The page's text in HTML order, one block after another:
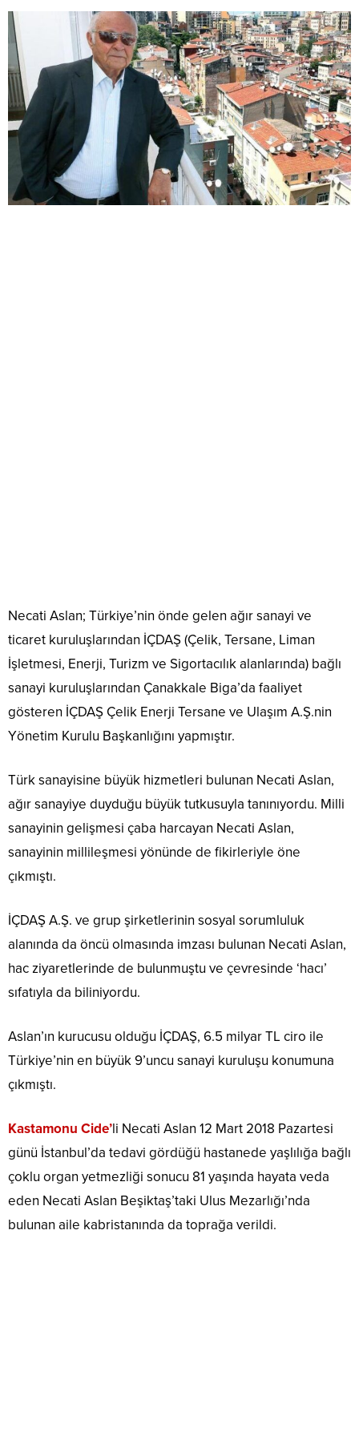
Necati Aslan; Türkiye’nin önde gelen ağır sanayi ve
ticaret kuruluşlarından İÇDAŞ (Çelik, Tersane, Liman
İşletmesi, Enerji, Turizm ve Sigortacılık alanlarında) bağlı
sanayi kuruluşlarından Çanakkale Biga’da faaliyet
gösteren İÇDAŞ Çelik Enerji Tersane ve Ulaşım A.Ş.nin
Yönetim Kurulu Başkanlığını yapmıştır.
Türk sanayisine büyük hizmetleri bulunan Necati Aslan,
ağır sanayiye duyduğu büyük tutkusuyla tanınıyordu. Milli
sanayinin gelişmesi çaba harcayan Necati Aslan,
sanayinin millileşmesi yönünde de fikirleriyle öne
çıkmıştı.
İÇDAŞ A.Ş. ve grup şirketlerinin sosyal sorumluluk
alanında da öncü olmasında imzası bulunan Necati Aslan,
hac ziyaretlerinde de bulunmuştu ve çevresinde ‘hacı’
sıfatıyla da biliniyordu.
Aslan’ın kurucusu olduğu İÇDAŞ, 6.5 milyar TL ciro ile
Türkiye’nin en büyük 9’uncu sanayi kuruluşu konumuna
çıkmıştı.
Kastamonu Cide’li Necati Aslan 12 Mart 2018 Pazartesi
günü İstanbul’da tedavi gördüğü hastanede yaşlılığa bağlı
çoklu organ yetmezliği sonucu 81 yaşında hayata veda
eden Necati Aslan Beşiktaş’taki Ulus Mezarlığı’nda
bulunan aile kabristanında da toprağa verildi.